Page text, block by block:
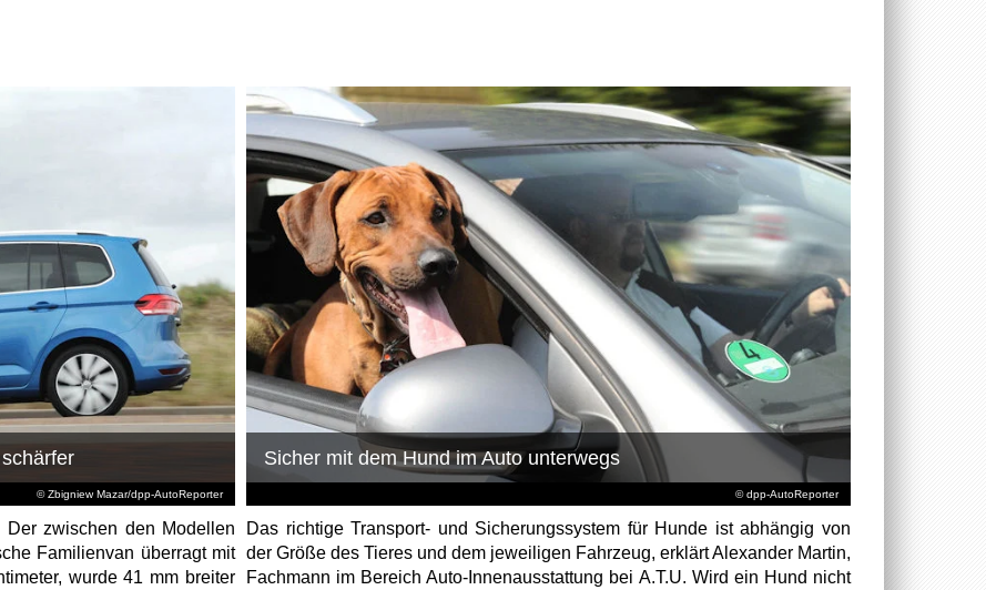
© Zbigniew Mazar/dpp-AutoReporter
zwischen den Modellen
Familienvan überragt mit
wurde 41 mm breiter
© dpp-AutoReporter
Sicher mit dem Hund im Auto unterwegs
Das richtige Transport- und Sicherungssystem für Hunde ist abhängig von
der Größe des Tieres und dem jeweiligen Fahrzeug, erklärt Alexander Martin,
Fachmann im Bereich Auto-Innenausstattung bei A.T.U. Wird ein Hund nicht